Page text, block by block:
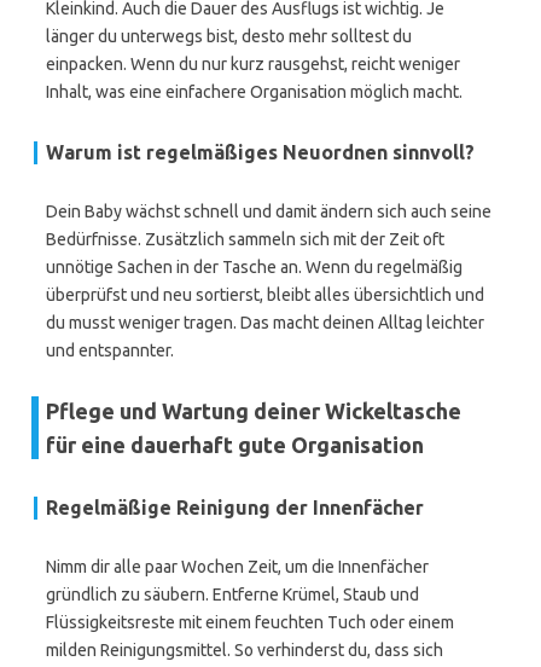
Kleinkind. Auch die Dauer des Ausflugs ist wichtig. Je
länger du unterwegs bist, desto mehr solltest du
einpacken. Wenn du nur kurz rausgehst, reicht weniger
Inhalt, was eine einfachere Organisation möglich macht.
Warum ist regelmäßiges Neuordnen sinnvoll?
Dein Baby wächst schnell und damit ändern sich auch seine
Bedürfnisse. Zusätzlich sammeln sich mit der Zeit oft
unnötige Sachen in der Tasche an. Wenn du regelmäßig
überprüfst und neu sortierst, bleibt alles übersichtlich und
du musst weniger tragen. Das macht deinen Alltag leichter
und entspannter.
Pflege und Wartung deiner Wickeltasche
für eine dauerhaft gute Organisation
Regelmäßige Reinigung der Innenfächer
Nimm dir alle paar Wochen Zeit, um die Innenfächer
gründlich zu säubern. Entferne Krümel, Staub und
Flüssigkeitsreste mit einem feuchten Tuch oder einem
milden Reinigungsmittel. So verhinderst du, dass sich